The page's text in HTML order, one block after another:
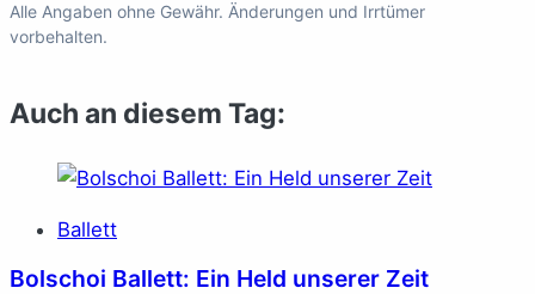
Alle Angaben ohne Gewähr. Änderungen und Irrtümer
vorbehalten.
Auch an diesem Tag:
Ballett
Bolschoi Ballett: Ein Held unserer Zeit